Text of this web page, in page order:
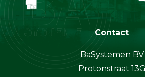
Contact
BaSystemen BV
Protonstraat 13G